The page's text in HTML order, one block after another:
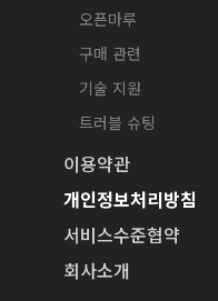
오픈마루
구매 관련
기술 지원
트러블 슈팅
이용약관
개인정보처리방침
서비스수준협약
회사소개